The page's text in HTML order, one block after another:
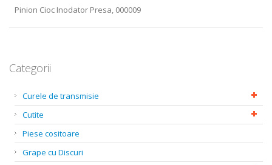
Pinion Cioc Inodator Presa, 000009
Categorii
Curele de transmisie
Cutite
Piese cositoare
Grape cu Discuri